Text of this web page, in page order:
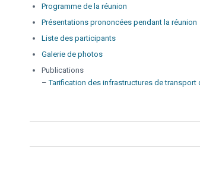
Programme de la réunion
Présentations prononcées pendant la réunion
Liste des participants
Galerie de photos
Publications
–Tarification des infrastructures de transport